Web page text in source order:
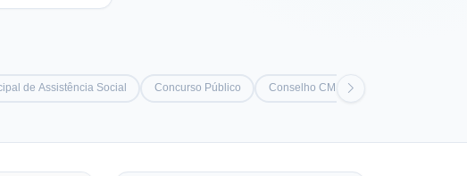
de Assistência Social Concurso Público Conselho CMDPI/CMDCA - Outros